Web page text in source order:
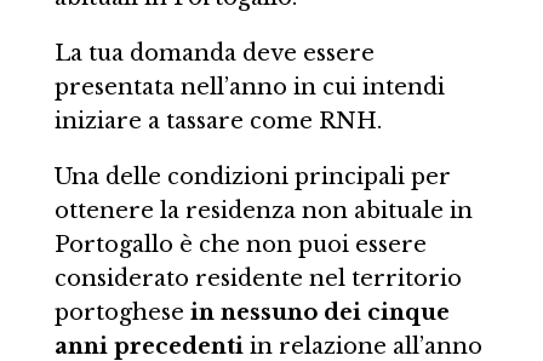
La tua domanda deve essere
presentata nell’anno in cui intendi
iniziare a tassare come RNH.
Una delle condizioni principali per
ottenere la residenza non abituale in
Portogallo è che non puoi essere
considerato residente nel territorio
portoghese in nessuno dei cinque
anni precedentiin relazione all’anno